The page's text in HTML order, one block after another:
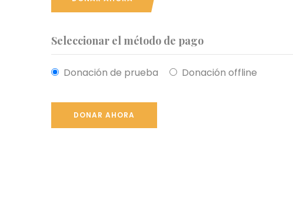
Seleccionar el método de pago
Donación de prueba Donación offline